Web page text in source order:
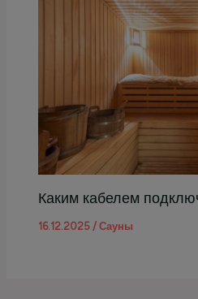
Каким кабелем
16.12.2025 /Сауны